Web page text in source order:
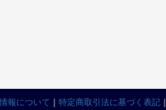
報について ｜ 特定商取引法に基づく表記｜